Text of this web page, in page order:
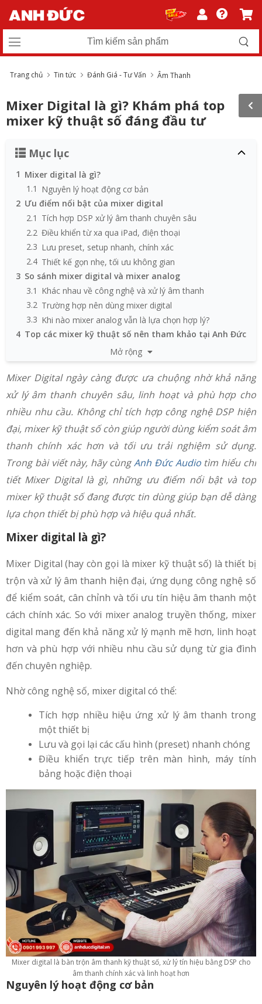
Trang chủ Tin tức Đánh Giá - Tư Vấn Âm Thanh
Mixer Digital là gì? Khám phá top
mixer kỹ thuật số đáng đầu tư
Mục lục
1 Mixer digital là gì?
1.1 Nguyên lý hoạt động cơ bản
2 Ưu điểm nổi bật của mixer digital
2.1 Tích hợp DSP xử lý âm thanh chuyên sâu
2.2 Điều khiển từ xa qua iPad, điện thoại
2.3 Lưu preset, setup nhanh, chính xác
2.4 Thiết kế gọn nhẹ, tối ưu không gian
3 So sánh mixer digital và mixer analog
3.1 Khác nhau về công nghệ và xử lý âm thanh
3.2 Trường hợp nên dùng mixer digital
3.3 Khi nào mixer analog vẫn là lựa chọn hợp lý?
4 Top các mixer kỹ thuật số nên tham khảo tại Anh Đức
4.1 Mixer Yamaha TF1
4.2 Mixer Yamaha MGX12
4.3 Mixer Yamaha MGX16
Mixer Soundcraft Ui24R
Mixer Soundcraft Ui16
5 Kinh nghiệm chọn mua mixer kỹ thuật số đúng nhu
cầu
6 Mua mixer digital chính hãng ở đâu uy tín?
Mở rộng
Mixer Digital ngày càng được ưa chuộng nhờ khả năng
xử lý âm thanh chuyên sâu, linh hoạt và phù hợp cho
nhiều nhu cầu. Không chỉ tích hợp công nghệ DSP hiện
đại, mixer kỹ thuật số còn giúp người dùng kiểm soát âm
thanh chính xác hơn và tối ưu trải nghiệm sử dụng.
Trong bài viết này, hãy cùngAnh Đức Audiotìm hiểu chi
tiết Mixer Digital là gì, những ưu điểm nổi bật và top
mixer kỹ thuật số đang được tin dùng giúp bạn dễ dàng
lựa chọn thiết bị phù hợp và hiệu quả nhất.
Mixer digital là gì?
Mixer Digital (hay còn gọi là mixer kỹ thuật số) là thiết bị
trộn và xử lý âm thanh hiện đại, ứng dụng công nghệ số
để kiểm soát, cân chỉnh và tối ưu tín hiệu âm thanh một
cách chính xác. So với mixer analog truyền thống, mixer
digital mang đến khả năng xử lý mạnh mẽ hơn, linh hoạt
hơn và phù hợp với nhiều nhu cầu sử dụng từ gia đình
đến chuyên nghiệp.
Nhờ công nghệ số, mixer digital có thể:
Tích hợp nhiều hiệu ứng xử lý âm thanh trong
một thiết bị
Lưu và gọi lại các cấu hình (preset) nhanh chóng
Điều khiển trực tiếp trên màn hình, máy tính
bảng hoặc điện thoại
Mixer digital là bàn trộn âm thanh kỹ thuật số, xử lý tín hiệu bằng DSP cho
âm thanh chính xác và linh hoạt hơn
Nguyên lý hoạt động cơ bản